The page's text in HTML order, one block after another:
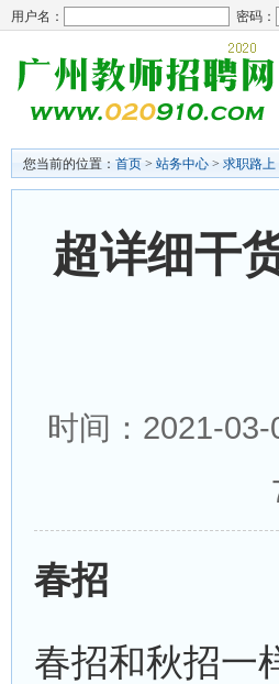
用户名： 密码：
您当前的位置： 首页 > 站务中心 > 求职路上
超详细干
时间：2021-
春招
春招和秋招一